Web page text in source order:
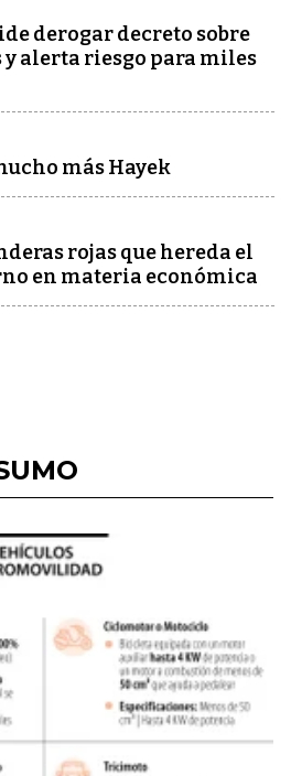
derogar decreto sobre
alerta riesgo para miles
más Hayek
rojas que hereda el
en materia económica